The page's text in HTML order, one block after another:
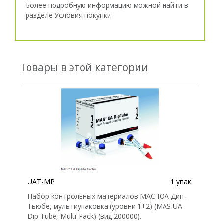
Более подробную информацию можной найти в
разделе Условия покупки
Товары в этой категории
UAT-MP
1 упак.
Набор контрольных материалов МАС ЮА Дип-
Тьюбе, мультиупаковка (уровни 1+2) (MAS UA
Dip Tube, Multi-Pack) (вид 200000).